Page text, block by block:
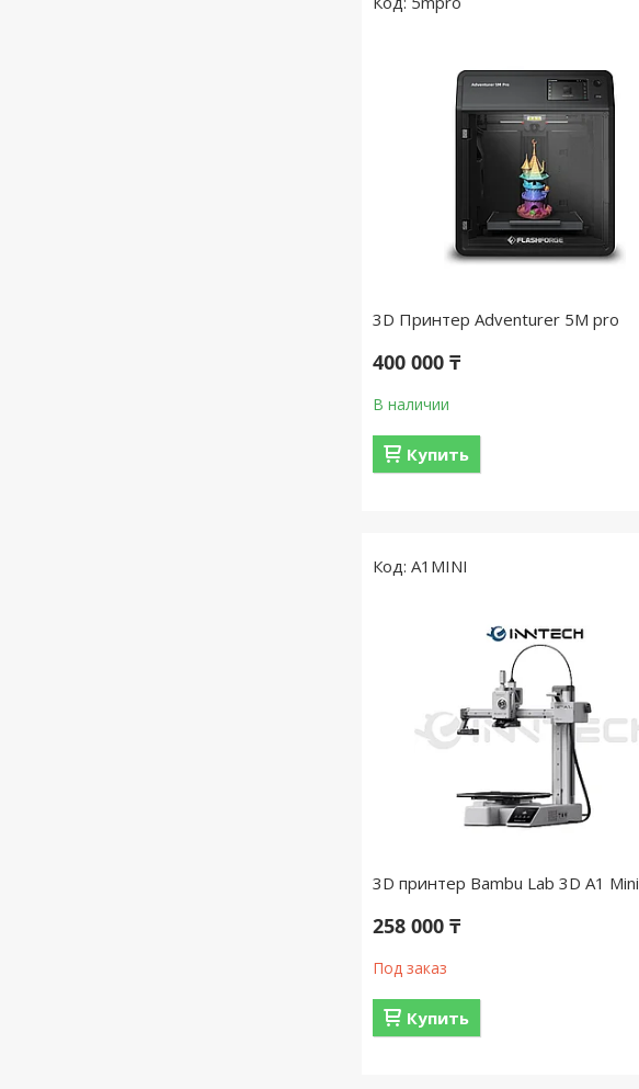
3D Принтер Adventurer 5M pro
400 000 ₸
В наличии
Купить
A1MINI
3D принтер Bambu Lab 3D A1 Mini
258 000 ₸
Под заказ
Купить